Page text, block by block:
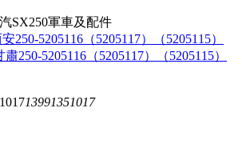
SX250軍車及配件
250-5205116（5205117）（5205115）
肅250-5205116（5205117）（5205115）
13991351017